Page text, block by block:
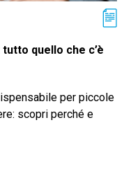
quello che c’è
per piccole
scopri perché e